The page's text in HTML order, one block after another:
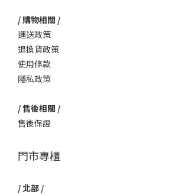
/ 購物相關 /
運送政策
退換貨政策
使用條款
隱私政策
/ 售後相關 /
售後保證
門市專櫃
/ 北部 /